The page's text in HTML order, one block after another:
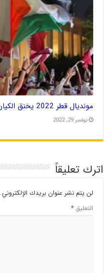
مونديال قطر 2022 يخنق الكيان الصهيوني ويعزله
نوفمبر 29, 2022
اترك تعليقاً
لن يتم نشر عنوان بريدك الإلكتروني.
التعليق*